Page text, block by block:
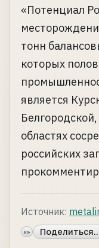
«Потенциал
тонн
которых
является
областях
российских
Источник:
«»